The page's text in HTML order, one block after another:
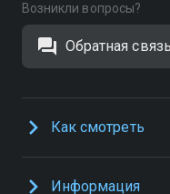
Возникли вопросы?
Обратная связь
Как смотреть
Информация